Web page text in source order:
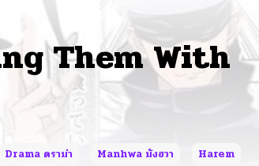
Them With
Drama ดราม่า Manhwa มังฮวา
Harem